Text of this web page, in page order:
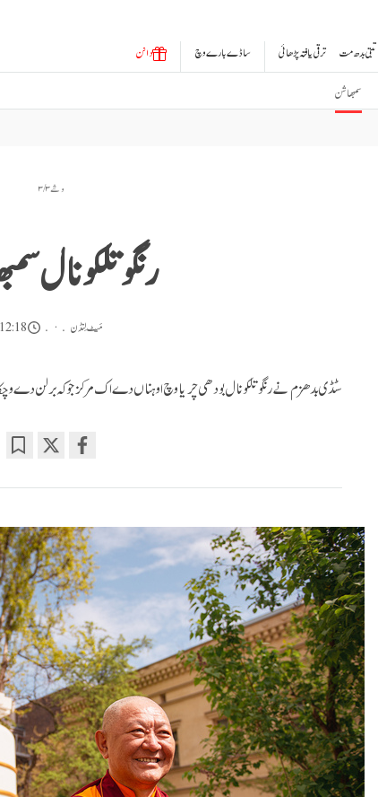
سمبھاشن
تبتی بدھ مت ترقی یافتہ پڑھائی ساڈے بارے وچ دانن
وشے ۳ / ۳
رنگو تلکو نال
مَیٹ لِنڈن 12:18
سٹڈی بدھزم نے رنگو تلکو نال بودھی چریا وچ اوہناں دے اک مرکز جوکہ برلن دے
on